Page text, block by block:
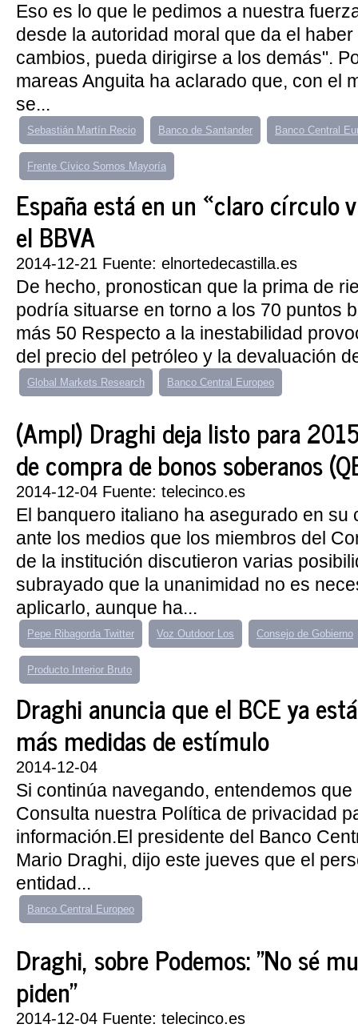
Eso es lo que le pedimos a nuestra
desde la autoridad moral que da el
cambios, pueda dirigirse a los demás".
mareas Anguita ha aclarado que, con el
se...
Sebastián Martín Recio Banco de Santander Banco Central
Frente Cívico Somos Mayoría
España está en un «claro círculo
el BBVA
2014-12-21 Fuente: elnortedecastilla.es
De hecho, pronostican que la prima de
podría situarse en torno a los 70 puntos
más 50 Respecto a la inestabilidad
del precio del petróleo y la devaluación
Global Markets Research Banco Central Europeo
(Ampl) Draghi deja listo para
de compra de bonos soberanos
2014-12-04 Fuente: telecinco.es
El banquero italiano ha asegurado en su
ante los medios que los miembros del
de la institución discutieron varias
subrayado que la unanimidad no es
aplicarlo, aunque ha...
Pepe Ribagorda Twitter Voz Outdoor Los Consejo de Gobierno
Producto Interior Bruto
Draghi anuncia que el BCE ya
más medidas de estímulo
2014-12-04
Si continúa navegando, entendemos
Consulta nuestra Política de privacidad
información.El presidente del Banco
Mario Draghi, dijo este jueves que el
entidad...
Banco Central Europeo
Draghi, sobre Podemos: "No sé
piden"
2014-12-04 Fuente: telecinco.es